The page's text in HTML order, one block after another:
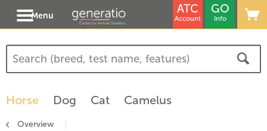
Menu
ATC
Account
GO
Info
Horse Dog Cat Camelus
Overview